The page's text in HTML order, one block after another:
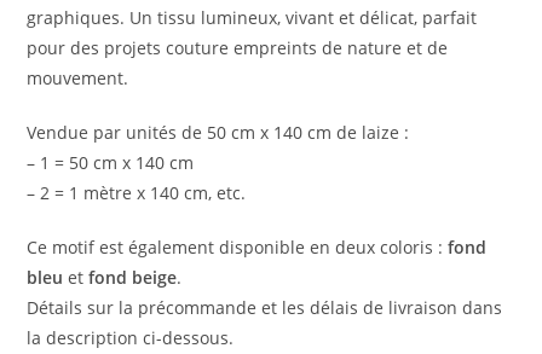
graphiques. Un tissu lumineux, vivant et délicat, parfait
pour des projets couture empreints de nature et de
mouvement.
Vendue par unités de 50 cm x 140 cm de laize :
– 1 = 50 cm x 140 cm
– 2 = 1 mètre x 140 cm, etc.
Ce motif est également disponible en deux coloris :fond
bleu etfond beige.
Détails sur la précommande et les délais de livraison dans
la description ci-dessous.